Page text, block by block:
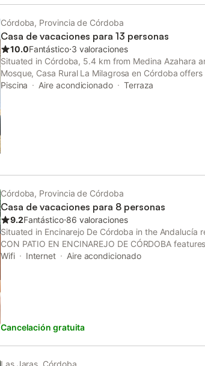
Córdoba, Provincia de Córdoba
Casa de vacaciones para 13 personas
10.0Fantástico⋅3 valoraciones
Situated in Córdoba, 5.4 km from Medina Azahara
Mosque, Casa Rural La Milagrosa en Córdoba
conditioning. This holiday home has a private pool,
Piscina Aire acondicionado Terraza
Córdoba, Provincia de Córdoba
Casa de vacaciones para 8 personas
9.2Fantástico⋅86 valoraciones
Situated in Encinarejo De Córdoba in the Andalucía
CON PATIO EN ENCINAREJO DE CÓRDOBA
Wifi
Internet Aire acondicionado
Cancelación gratuita
Las Jaras, Córdoba